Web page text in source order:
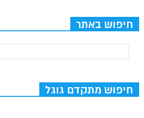
חיפוש באתר
חיפוש מתקדם גוגל